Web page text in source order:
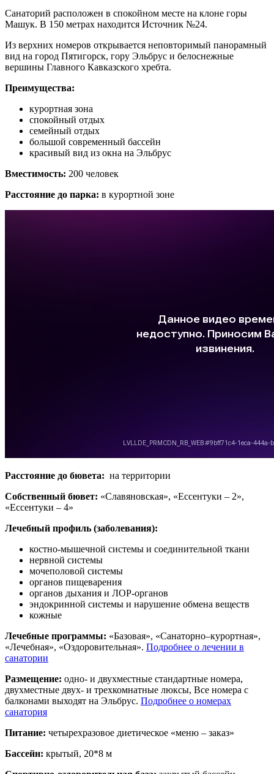
Санаторий расположен в спокойном месте на клоне горы
Машук. В 150 метрах находится Источник №24.
Из верхних номеров открывается неповторимый панорамный
вид на город Пятигорск, гору Эльбрус и белоснежные
вершины Главного Кавказского хребта.
Преимущества:
курортная зона
спокойный отдых
семейный отдых
большой современный бассейн
красивый вид из окна на Эльбрус
Вместимость: 200 человек
Расстояние до парка: в курортной зоне
Расстояние до бювета: на территории
Собственный бювет: «Славяновская», «Ессентуки – 2»,
«Ессентуки – 4»
Лечебный профиль (заболевания):
костно-мышечной системы и соединительной ткани
нервной системы
мочеполовой системы
органов пищеварения
органов дыхания и ЛОР-органов
эндокринной системы и нарушение обмена веществ
кожные
Лечебные программы: «Базовая», «Санаторно–курортная»,
«Лечебная», «Оздоровительная». Подробнее о лечении в
санатории
Размещение: одно- и двухместные стандартные номера,
двухместные двух- и трехкомнатные люксы, Все номера с
балконами выходят на Эльбрус. Подробнее о номерах
санатория
Питание: четырехразовое диетическое «меню – заказ»
Бассейн: крытый, 20*8 м